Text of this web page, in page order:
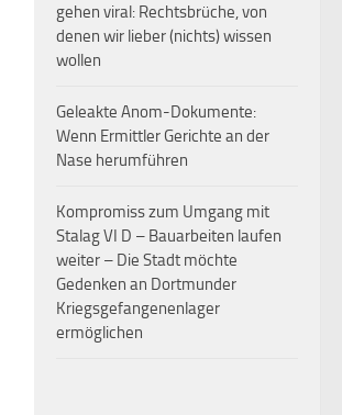
gehen viral: Rechtsbrüche, von
denen wir lieber (nichts) wissen
wollen
Geleakte Anom-Dokumente:
Wenn Ermittler Gerichte an der
Nase herumführen
Kompromiss zum Umgang mit
Stalag VI D – Bauarbeiten laufen
weiter – Die Stadt möchte
Gedenken an Dortmunder
Kriegsgefangenenlager
ermöglichen